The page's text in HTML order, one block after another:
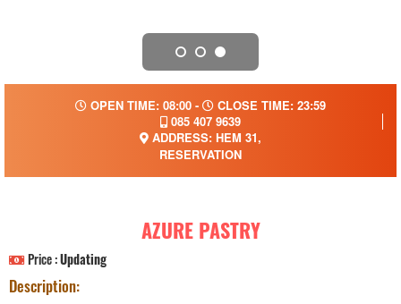
OPEN TIME: 08:00 -
CLOSE TIME: 23:59
085 407 9639
ADDRESS: HEM 31,
RESERVATION
AZURE PASTRY
Price :Updating
Description: